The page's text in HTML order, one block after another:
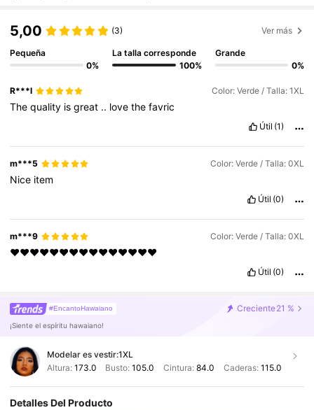
5,00 (3) Ver más
Pequeña
0%
La talla corresponde
100%
Grande
0%
R***l Color: Verde / Talla: 1XL
Thequality isgreat .. lovethefavric
Útil (1)
m***5 Color: Verde / Talla: 0XL
Nice item
Útil (0)
m***9 Color: Verde / Talla: 0XL
❤️❤️❤️❤️❤️❤️❤️❤️❤️❤️❤️❤️❤️❤️❤️
Útil (0)
#EncantoHawaiano Creciente21 %
¡Siente el espíritu hawaiano!
Modelar es vestir:1XL
Altura: 173.0 Busto:105.0 Cintura: 84.0 Caderas: 115.0
Detalles Del Producto